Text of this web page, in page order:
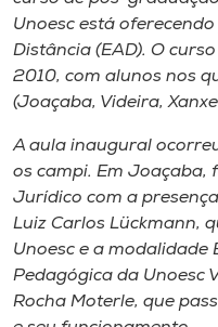
Biblioteca
Editora
Rádio
Museu
Unoesc
Store
Unoesc está
Distância (EAD). O
2010, com alunos nos
(Joaçaba, Videira,
A aula inaugural
os campi. Em Joaçaba,
Jurídico com a
Luiz Carlos Lückmann,
Unoesc e a modalidade
Pedagógica da Unoesc
Rocha Moterle, que